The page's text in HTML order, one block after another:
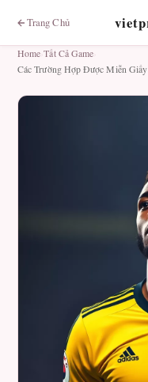
Trang Chủ
Home ›Tất Cả Game
Các Trường Hợp Được Miễn